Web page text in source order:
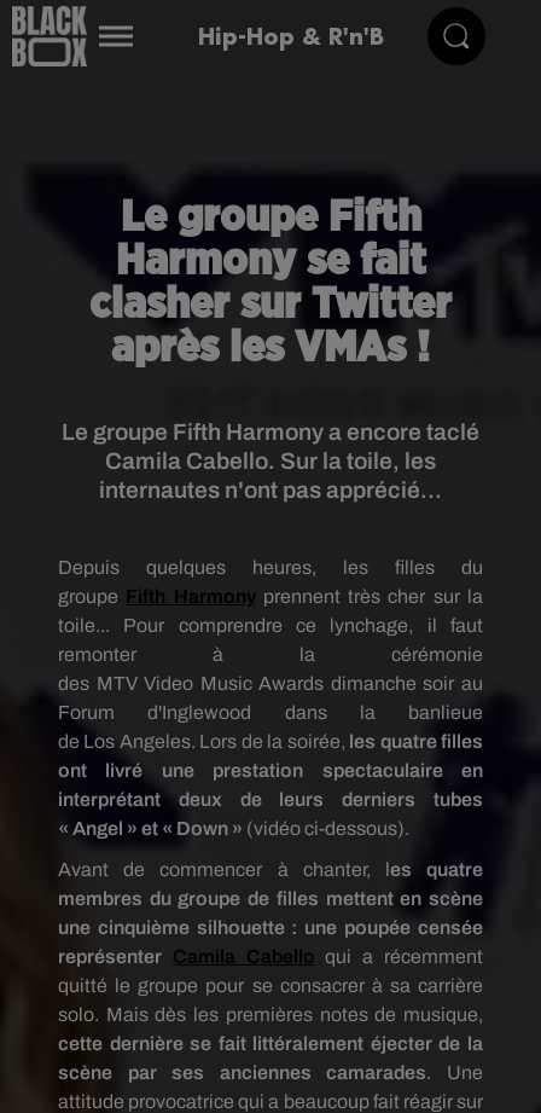
Hip-Hop & R'n'B
Le groupe Fifth
Harmony se fait
clasher sur Twitter
après les VMAs !
Le groupe Fifth Harmony a encore taclé
Camila Cabello. Sur la toile, les
internautes n'ont pas apprécié...
Depuis quelques heures, les filles du
groupe Fifth Harmonyprennent très cher sur la
toile... Pour comprendre ce lynchage, il faut
remonter à la cérémonie
des MTV Video Music Awards dimanche soir au
Forum d'Inglewood dans la banlieue
de Los Angeles. Lors de la soirée, les quatre filles
ont livré une prestation spectaculaire en
interprétant deux de leurs derniers tubes
« Angel » et « Down » (vidéo ci-dessous).
Avant de commencer à chanter, les quatre
membres du groupe de filles mettent en scène
une cinquième silhouette : une poupée censée
représenter Camila Cabello qui a récemment
quitté le groupe pour se consacrer à sa carrière
solo. Mais dès les premières notes de musique,
cette dernière se fait littéralement éjecter de la
scène par ses anciennes camarades. Une
attitude provocatrice qui a beaucoup fait réagir sur